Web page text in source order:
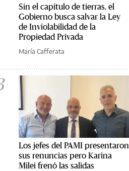
Sin el capítulo de tierras, el
Gobierno busca salvar la Ley
de Inviolabilidad de la
Propiedad Privada
María Cafferata
Los jefes del PAMI presentaron
sus renuncias pero Karina
Milei frenó las salidas